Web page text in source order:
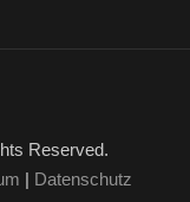
Reserved.
| Datenschutz